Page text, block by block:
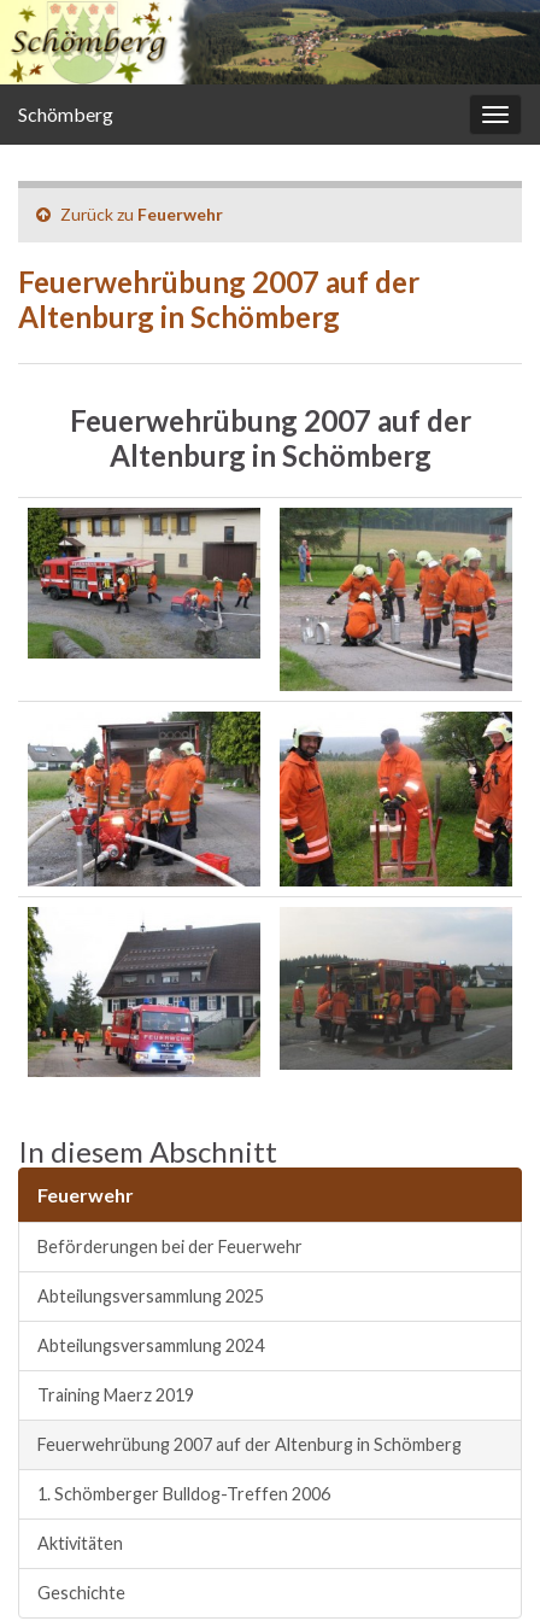
Schömberg
Zurück zu Feuerwehr
Feuerwehrübung 2007 auf der
Altenburg in Schömberg
Feuerwehrübung 2007 auf der
Altenburg in Schömberg
In diesem Abschnitt
Feuerwehr
Beförderungen bei der Feuerwehr
Abteilungsversammlung 2025
Abteilungsversammlung 2024
Training Maerz 2019
Feuerwehrübung 2007 auf der Altenburg in Schömberg
1. Schömberger Bulldog-Treffen 2006
Aktivitäten
Geschichte